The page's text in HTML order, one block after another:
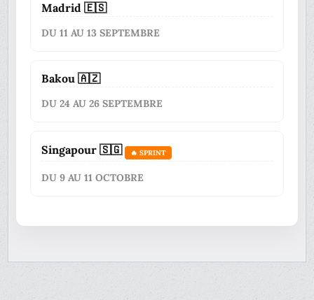
Madrid 🇪🇸
DU 11 AU 13 SEPTEMBRE
Bakou 🇦🇿
DU 24 AU 26 SEPTEMBRE
Singapour 🇸🇬 🔥 SPRINT
DU 9 AU 11 OCTOBRE